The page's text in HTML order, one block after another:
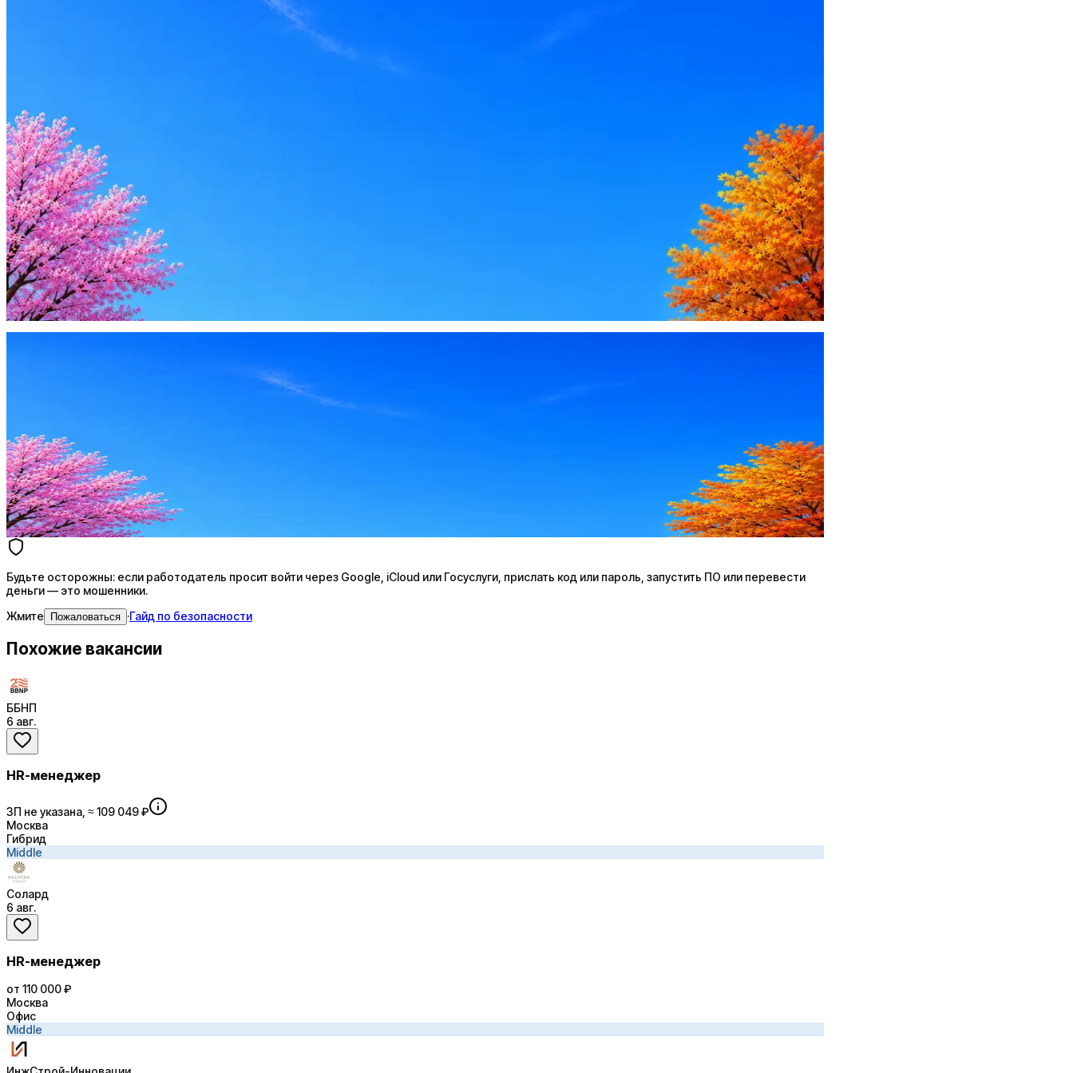
AI-адаптация отклика под вакансию
AI генерация сопроводительных писем
4 990 ₽/мес
Купить доступ
Будьте осторожны: если работодатель просит войти через Google, iCloud или Госуслуги, прислать код или пароль, запустить ПО или перевести
деньги — это мошенники.
Жмите Пожаловаться ·Гайд по безопасности
Стратегия поиска с AI: рынки, позиции, вилка, каналы
AI-адаптация отклика под вакансию
AI генерация сопроводительных писем
4 990 ₽/мес
Купить доступ
Будьте осторожны: если работодатель просит войти через Google, iCloud или Госуслуги, прислать код или пароль, запустить ПО или перевести
деньги — это мошенники.
Жмите
Пожаловаться ·Гайд по безопасности
Похожие вакансии
ББНП
6 авг.
HR-менеджер
ЗП не указана, ≈ 109 049 ₽
Москва
Гибрид
Middle
Солард
6 авг.
HR-менеджер
от 110 000 ₽
Москва
Офис
Middle